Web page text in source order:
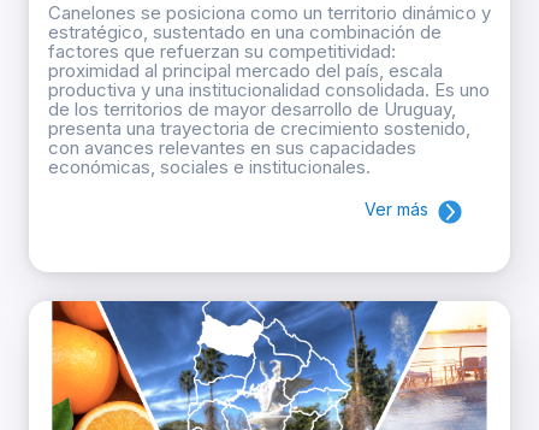
Canelones se posiciona como un territorio dinámico y
estratégico, sustentado en una combinación de
factores que refuerzan su competitividad:
proximidad al principal mercado del país, escala
productiva y una institucionalidad consolidada. Es uno
de los territorios de mayor desarrollo de Uruguay,
presenta una trayectoria de crecimiento sostenido,
con avances relevantes en sus capacidades
económicas, sociales e institucionales.
Ver más